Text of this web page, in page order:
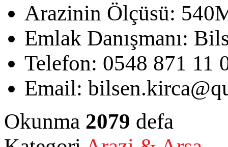
Arazinin Ölçüsü:
Emlak Danışmanı:
Telefon: 0548 871 11
Email:
Okunma 2079 defa